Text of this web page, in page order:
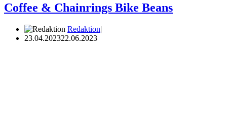
Coffee & Chainrings Bike Beans
Redaktion
23.04.202322.06.2023